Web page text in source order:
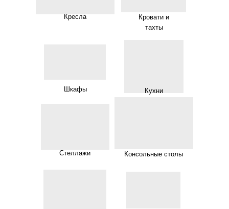
Стеллажи
Кровати и
тахты
Кухни
Кресла
Консольные столы
Шкафы